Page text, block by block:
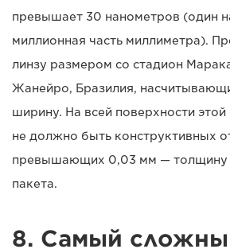
превышает 30 нанометров (один
миллионная часть миллиметра).
линзу размером со стадион
Жанейро, Бразилия,
ширину. На всей поверхности
не должно быть конструктивных
превышающих 0,03 мм — толщину
пакета.
8. Самый